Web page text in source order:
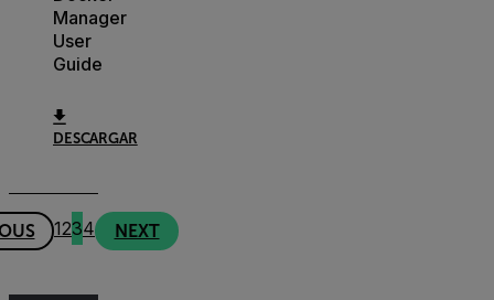
Manager
User
Guide
DESCARGAR
1234 NEXT